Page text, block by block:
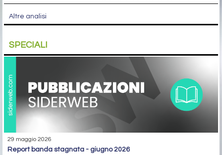
Altre analisi
SPECIALI
29 maggio 2026
report banda stagnata - giugno 2026